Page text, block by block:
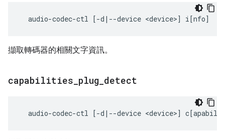
擷取轉碼器的相關文字資訊。
capabilities plug detect